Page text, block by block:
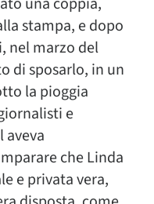
stampa, e dopo
nel marzo del
di sposarlo, in un
la pioggia
e
aveva
che Linda
e privata vera,